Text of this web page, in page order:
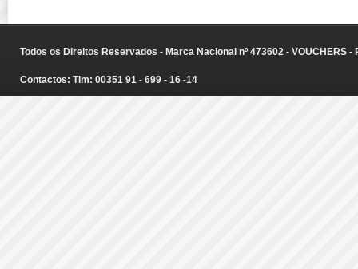
Todos os Direitos Reservados - Marca Nacional nº 473602 - VOUCHERS
Contactos: Tlm: 00351 91 - 699 - 16 -14